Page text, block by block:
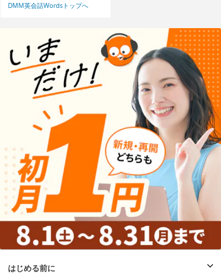
DMM英会話Wordsトップへ
はじめる前に